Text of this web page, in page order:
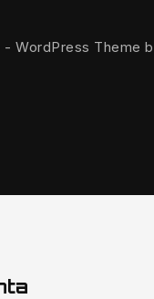
WordPress Theme